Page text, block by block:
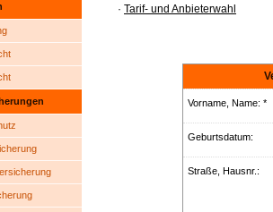
· Tarif- und Anbieterwahl
Vorname, Name: *
Geburts­datum:
Straße, Hausnr.: